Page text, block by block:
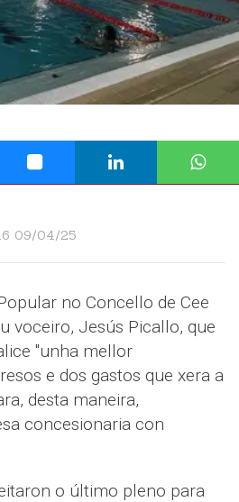
09/04/25
no Concello de Cee
voceiro, Jesús Picallo, que
"unha mellor
e dos gastos que xera a
desta maneira,
concesionaria con
o último pleno para